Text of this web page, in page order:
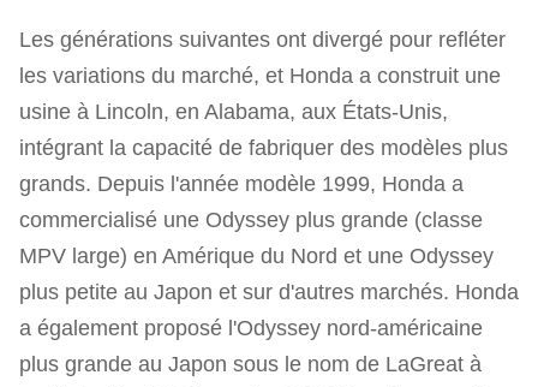
Les générations suivantes ont divergé pour refléter
les variations du marché, et Honda a construit une
usine à Lincoln, en Alabama, aux États-Unis,
intégrant la capacité de fabriquer des modèles plus
grands. Depuis l'année modèle 1999, Honda a
commercialisé une Odyssey plus grande (classe
MPV large) en Amérique du Nord et une Odyssey
plus petite au Japon et sur d'autres marchés. Honda
a également proposé l'Odyssey nord-américaine
plus grande au Japon sous le nom de LaGreat à